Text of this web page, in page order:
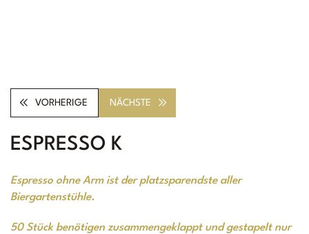
VORHERIGE NÄCHSTE
ESPRESSO K
Espresso ohne Arm ist der platzsparendste aller
Biergartenstühle.
50 Stück benötigen zusammengeklappt und gestapelt nur